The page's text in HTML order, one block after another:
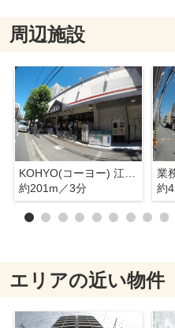
周辺施設
KOHYO(コーヨー) 江坂店
約201m／3分
業
約
エリアの近い物件